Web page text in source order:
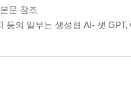
문 참조
등의 일부는 생성형 AI- 챗